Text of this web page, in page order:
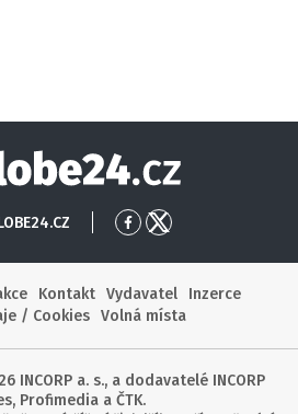
Globe24
Přejít
Facebook
Přejít
X
Kontakt Vydavatel
Inzerce
/ Cookies
Volná místa
INCORP a. s., a dodavatelé INCORP
Profimedia a ČTK.